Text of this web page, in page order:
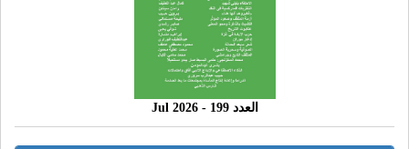
العدد 199 - 2026 Jul